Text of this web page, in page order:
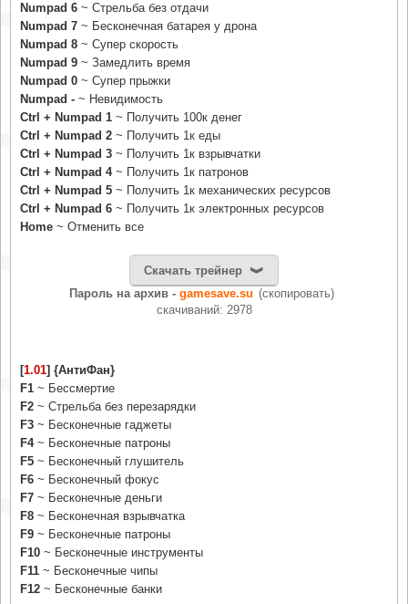
Numpad 6 ~ Стрельба без отдачи
Numpad 7 ~ Бесконечная батарея у дрона
Numpad 8 ~ Супер скорость
Numpad 9 ~ Замедлить время
Numpad 0 ~ Супер прыжки
Numpad - ~ Невидимость
Ctrl + Numpad 1 ~ Получить 100к денег
Ctrl + Numpad 2 ~ Получить 1к еды
Ctrl + Numpad 3 ~ Получить 1к взрывчатки
Ctrl + Numpad 4~ Получить 1к патронов
Ctrl + Numpad 5 ~ Получить 1к механических ресурсов
Ctrl + Numpad 6 ~ Получить 1к электронных ресурсов
Home ~ Отменить все
Скачать трейнер
Пароль на архив - gamesave.su (скопировать)
cкачиваний: 2978
[1.01] {АнтиФан}
F1 ~ Бессмертие
F2 ~ Стрельба без перезарядки
F3 ~ Бесконечные гаджеты
F4~ Бесконечные патроны
F5 ~ Бесконечный глушитель
F6 ~ Бесконечный фокус
F7 ~ Бесконечные деньги
F8 ~ Бесконечная взрывчатка
F9 ~ Бесконечные патроны
F10 ~ Бесконечные инструменты
F11 ~ Бесконечные чипы
F12 ~ Бесконечные банки